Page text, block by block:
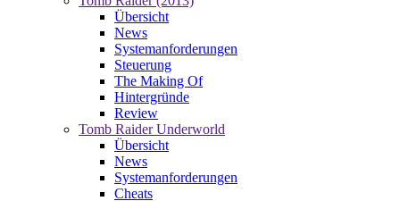
Übersicht
News
Systemanforderungen
Steuerung
The Making Of
Hintergründe
Review
Tomb Raider Underworld
Übersicht
News
Systemanforderungen
Cheats